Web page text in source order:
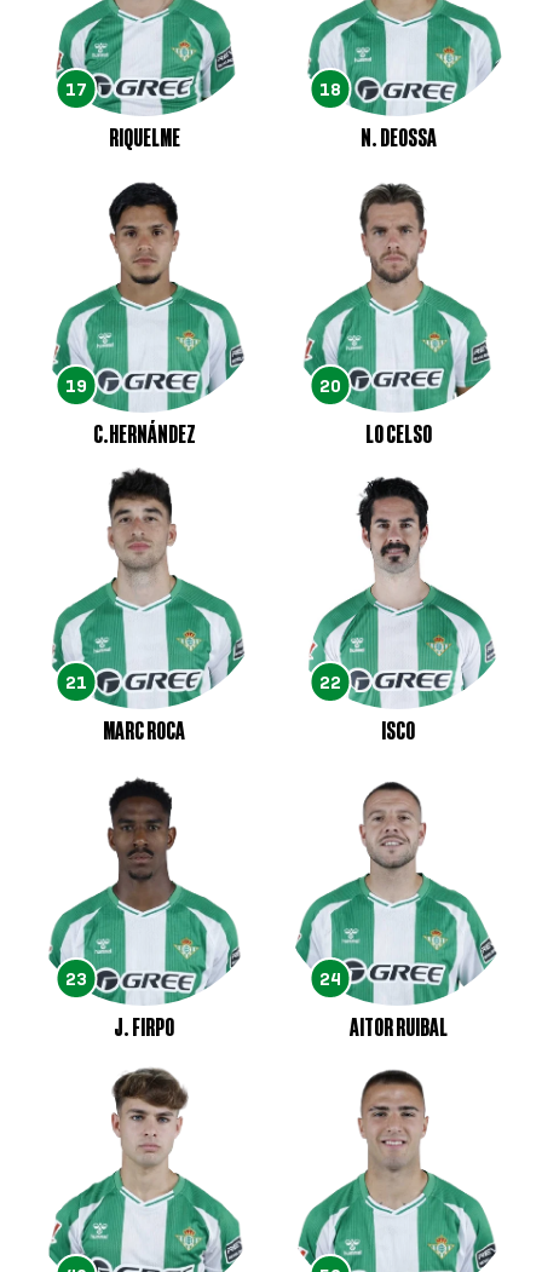
17
RIQUELME
18
N. DEOSSA
19
C.HERNÁNDEZ
20
LO CELSO
21
MARC ROCA
22
ISCO
23
J. FIRPO
24
AITOR RUIBAL